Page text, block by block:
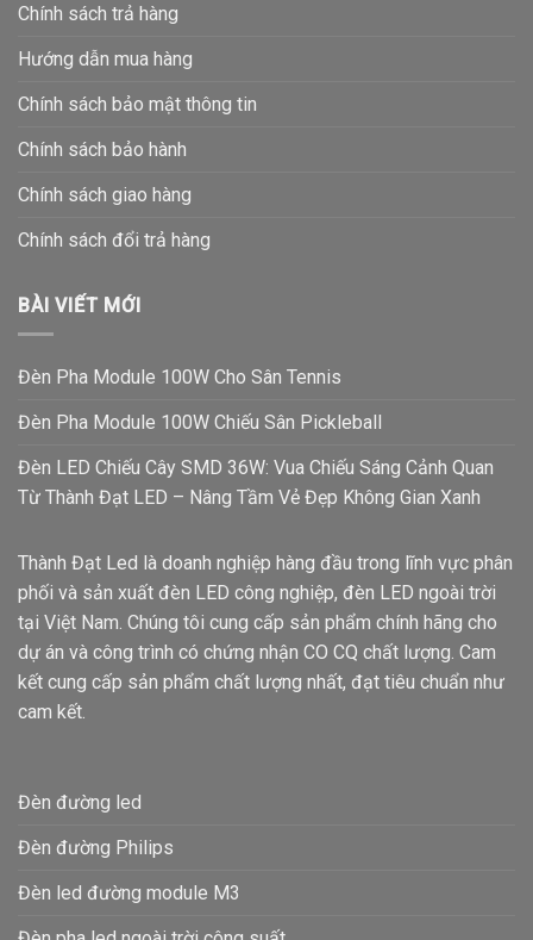
Chính sách trả hàng
Hướng dẫn mua hàng
Chính sách bảo mật thông tin
Chính sách bảo hành
Chính sách giao hàng
Chính sách đổi trả hàng
BÀI VIẾT MỚI
Đèn Pha Module 100W Cho Sân Tennis
Đèn Pha Module 100W Chiếu Sân Pickleball
Đèn LED Chiếu Cây SMD 36W: Vua Chiếu Sáng Cảnh Quan
Từ Thành Đạt LED – Nâng Tầm Vẻ Đẹp Không Gian Xanh
Thành Đạt Led là doanh nghiệp hàng đầu trong lĩnh vực phân
phối và sản xuất đèn LED công nghiệp, đèn LED ngoài trời
tại Việt Nam. Chúng tôi cung cấp sản phẩm chính hãng cho
dự án và công trình có chứng nhận CO CQ chất lượng. Cam
kết cung cấp sản phẩm chất lượng nhất, đạt tiêu chuẩn như
cam kết.
Đèn đường led
Đèn đường Philips
Đèn led đường module M3